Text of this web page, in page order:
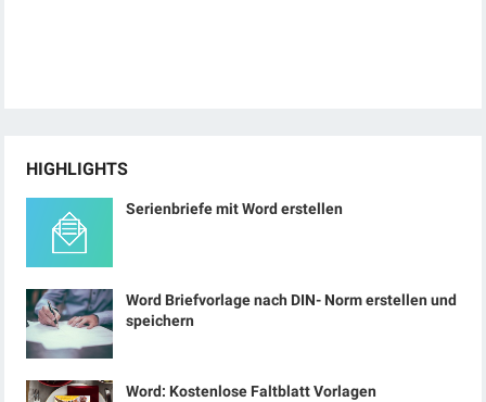
HIGHLIGHTS
Serienbriefe mit Word erstellen
Word Briefvorlage nach DIN- Norm erstellen und
speichern
Word: Kostenlose Faltblatt Vorlagen